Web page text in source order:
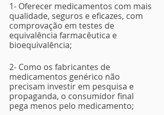
1- Oferecer medicamentos com mais
qualidade, seguros e eficazes, com
comprovação em testes de
equivalência farmacêutica e
bioequivalência;
2- Como os fabricantes de
medicamentos genérico não
precisam investir em pesquisa e
propaganda, o consumidor final
pega menos pelo medicamento;